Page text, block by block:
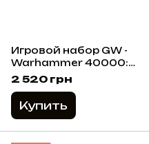
Игровой набор GW -
Warhammer 40000:
Genestealer Cults -
Atalan Jackals
2 520 грн
Купить